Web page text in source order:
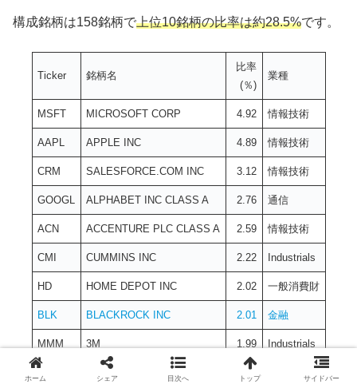
構成銘柄は158銘柄で上位10銘柄の比率は約28.5%です。
Ticker 銘柄名
比率
(％)
業種
MSFT MICROSOFT CORP 4.92 情報技術
AAPL APPLE INC 4.89 情報技術
CRM SALESFORCE.COM INC 3.12 情報技術
GOOGL ALPHABET INC CLASS A 2.76 通信
ACN ACCENTURE PLC CLASS A 2.59 情報技術
CMI CUMMINS INC 2.22 Industrials
HD HOME DEPOT INC 2.02 一般消費財
BLK BLACKROCK INC 2.01 金融
MMM 3M 1.99 Industrials
NVDA NVIDIA CORP 1.93
ホーム シェア 目次へ トップ サイドバー